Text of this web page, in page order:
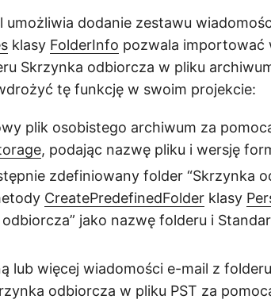
umożliwia dodanie zestawu
klasy FolderInfo pozwala importować
Skrzynka odbiorcza w pliku
tę funkcję w swoim projekcie:
plik osobistego archiwum za
, podając nazwę pliku i wersję
zdefiniowany folder “Skrzynka
CreatePredefinedFolder klasy
odbiorcza” jako nazwę folderu i
lub więcej wiadomości e-mail z
odbiorcza w pliku PST za